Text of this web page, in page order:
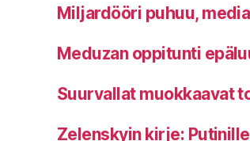
Miljardööri puhuu,
Meduzan oppitunti
Suurvallat muokkaavat
Zelenskyin kirje: